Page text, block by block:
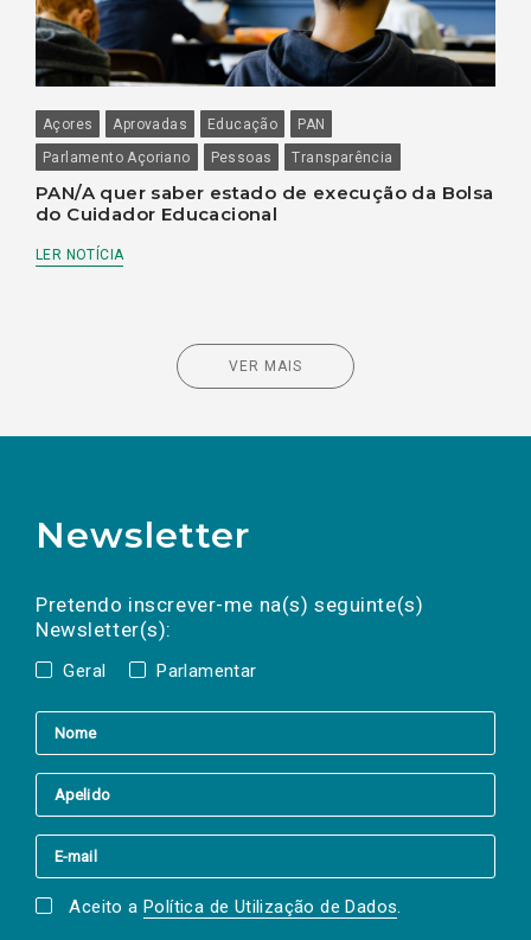
Açores Aprovadas Educação
PAN
Parlamento Açoriano
Pessoas Transparência
PAN/A quer saber estado de execução da Bolsa
do Cuidador Educacional
LER NOTÍCIA
VER MAIS
Newsletter
Pretendo inscrever-me na(s) seguinte(s)
Newsletter(s):
Geral Parlamentar
a(s) newsletter(s).
mail
Aceito a Política de Utilização de Dados.